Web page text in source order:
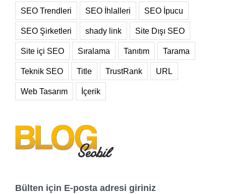
SEO Trendleri SEO İhlalleri SEO İpucu
SEO Şirketleri shady link Site Dışı SEO
Site içi SEO Sıralama Tanıtım Tarama
Teknik SEO Title TrustRank URL
Web Tasarım İçerik
Bülten için E-posta adresi giriniz